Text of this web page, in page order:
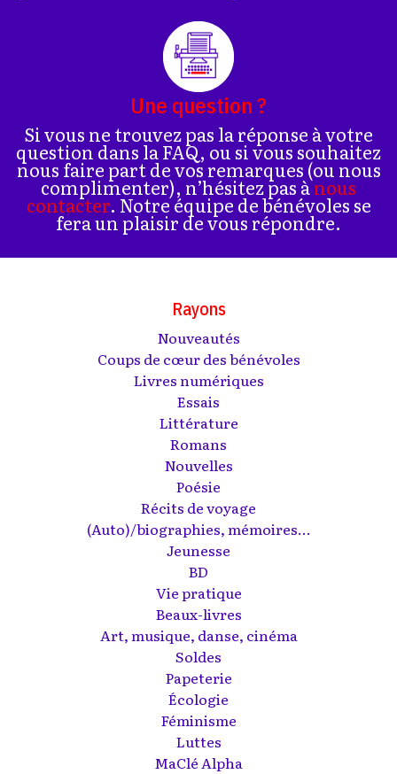
Une question ?
Si vous ne trouvez pas la réponse à votre
question dans la FAQ, ou si vous souhaitez
nous faire part de vos remarques (ou nous
complimenter), n’hésitez pas ànous
contacter. Notre équipe de bénévoles se
fera un plaisir de vous répondre.
Rayons
Nouveautés
Coups de cœur des bénévoles
Livres numériques
Essais
Littérature
Romans
Nouvelles
Poésie
Récits de voyage
(Auto)/biographies, mémoires...
Jeunesse
BD
Vie pratique
Beaux-livres
Art, musique, danse, cinéma
Soldes
Papeterie
Écologie
Féminisme
Luttes
MaClé Alpha